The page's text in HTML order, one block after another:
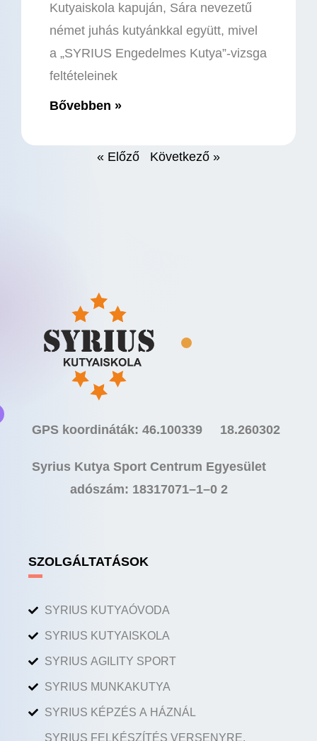
Kutyaiskola kapuján, Sára nevezetű
német juhás kutyánkkal együtt, mivel
a „SYRIUS Engedelmes Kutya”-vizsga
feltételeinek
Bővebben »
« Előző Következő »
GPS koordináták: 46.100339 18.260302
Syrius Kutya Sport Centrum Egyesület
adószám: 18317071–1–0 2
SZOLGÁLTATÁSOK
SYRIUS KUTYAÓVODA
SYRIUS KUTYAISKOLA
SYRIUS AGILITY SPORT
SYRIUS MUNKAKUTYA
SYRIUS KÉPZÉS A HÁZNÁL